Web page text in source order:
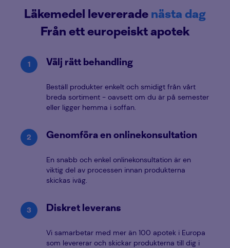
Läkemedel levereradenästa dag
Från ett europeiskt apotek
Välj rätt behandling
Beställ produkter enkelt och smidigt från vårt
breda sortiment - oavsett om du är på semester
eller ligger hemma i soffan.
Genomföra en onlinekonsultation
En snabb och enkel onlinekonsultation är en
viktig del av processen innan produkterna
skickas iväg.
Diskret leverans
Vi samarbetar med mer än 100 apotek i Europa
som levererar och skickar produkterna till dig i